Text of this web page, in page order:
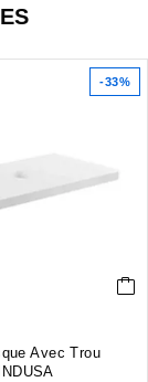
-33%
Avec Trou